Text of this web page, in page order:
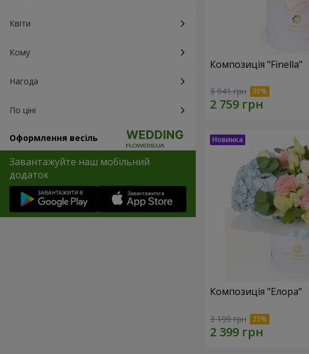
Квіти
Кому
Нагода
По ціні
Оформлення весіль
Завантажуйте наш мобільний
додаток
Композиція "Finella"
3 941 грн
Композиція "Елора"
3 199 грн